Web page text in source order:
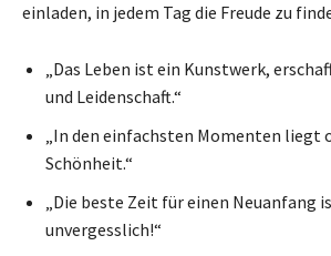
einladen, in jedem Tag die Freude zu
„Das Leben ist ein Kunstwerk,
und Leidenschaft.“
„In den einfachsten Momenten liegt
Schönheit.“
„Die beste Zeit für einen Neuanfang
unvergesslich!“